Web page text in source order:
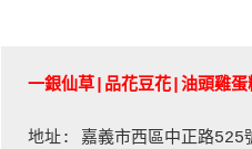
一銀仙草|品花豆花|油頭雞蛋
地址: 嘉義市西區中正路525